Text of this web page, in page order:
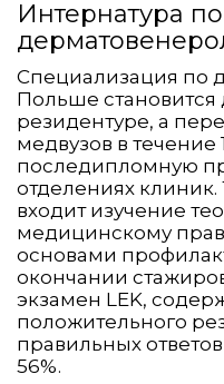
Интернатура по
Специализация по
Польше становится
резидентуре, а
медвузов в течение
последипломную
отделениях
входит изучение
медицинскому
основами
окончании
экзамен LEK,
положительного
правильных
56%.